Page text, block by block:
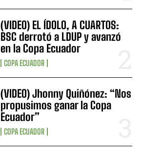
(VIDEO) EL ÍDOLO, A CUARTOS:
BSC derrotó a LDUP y avanzó
en la Copa Ecuador
COPA ECUADOR
(VIDEO) Jhonny Quiñónez: “Nos
propusimos ganar la Copa
Ecuador”
COPA ECUADOR